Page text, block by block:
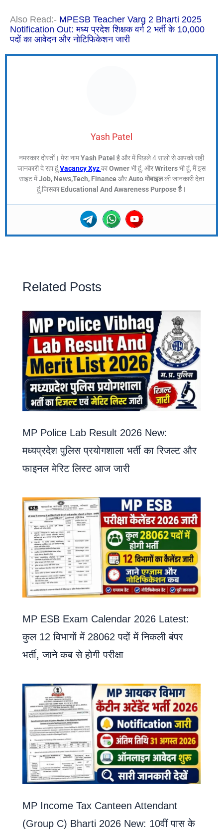
Also Read:- MPESB Teacher Varg 2 Bharti 2025
Notification Out: मध्य प्रदेश शिक्षक वर्ग 2 भर्ती के 10,000
पदों का आवेदन और नोटिफिकेशन जारी
Yash Patel
नमस्कार दोस्तों। मेरा नामYash Patel है और में पिछले 4 सालो से आपको सही
जानकारी दे रहा हूं,Vacancy XyzकाOwnerभी हूं, औरWritersभी हूं, मैं इस
साइट मेंJob, News,Tech, FinanceऔरAuto मोबाइलकी जानकारी देता
हूं,जिसका Educational And Awareness Purpose है।
Related Posts
MP Police Lab Result 2026 New:
मध्यप्रदेश पुलिस प्रयोगशाला भर्ती का रिजल्ट और
फाइनल मेरिट लिस्ट आज जारी
MP ESB Exam Calendar 2026 Latest:
कुल 12 विभागों में 28062 पदों में निकली बंपर
भर्ती, जाने कब से होगी परीक्षा
MP Income Tax Canteen Attendant
(Group C) Bharti 2026 New: 10वीं पास के